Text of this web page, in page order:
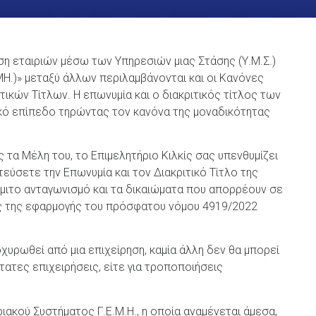
εταιριών μέσω των Υπηρεσιών μιας Στάσης (Υ.Μ.Σ.)
μεταξύ άλλων περιλαμβάνονται και οι Κανόνες
Τίτλων. Η επωνυμία και ο διακριτικός τίτλος των
επίπεδο τηρώντας τον κανόνα της μοναδικότητας
Μέλη του, το Επιμελητήριο Κιλκίς σας υπενθυμίζει
την Επωνυμία και τον Διακριτικό Τίτλο της
ανταγωνισμό και τα δικαιώματα που απορρέουν σε
της εφαρμογής του πρόσφατου νόμου 4919/2022
από μια επιχείρηση, καμία άλλη δεν θα μπορεί
επιχειρήσεις, είτε για τροποποιήσεις
Συστήματος Γ.Ε.Μ.Η., η οποία αναμένεται άμεσα,